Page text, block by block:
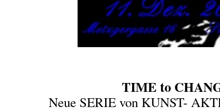
TIME to
Neue SERIE von KUNST-